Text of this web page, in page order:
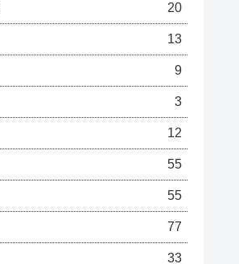
20
13
9
3
12
55
55
77
33